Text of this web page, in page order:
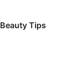
Beauty Tips